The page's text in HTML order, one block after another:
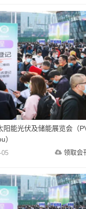
阳能光伏及储能展览会（
）
领取会